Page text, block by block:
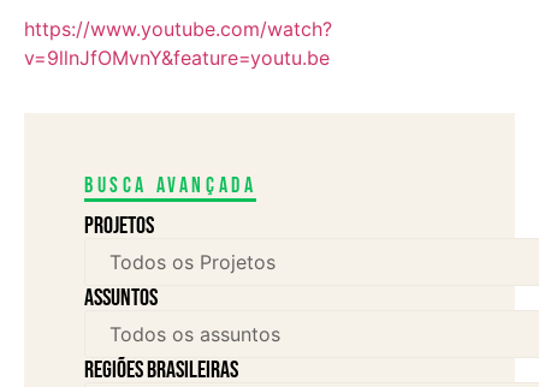
https://www.youtube.com/watch?
v=9llnJfOMvnY&feature=youtu.be
Busca avançada
Projetos
assuntos
Regiões brasileiras